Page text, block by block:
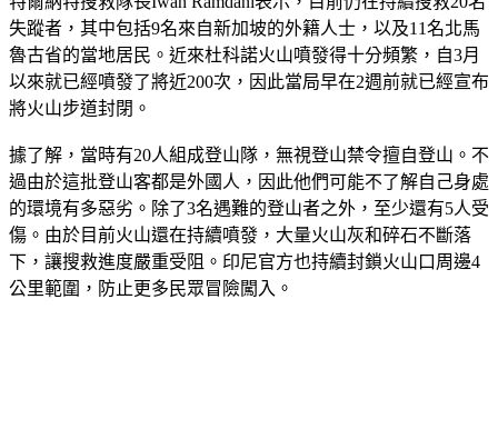
特爾納特搜救隊長Iwan Ramdani表示，目前仍在持續搜救20名
失蹤者，其中包括9名來自新加坡的外籍人士，以及11名北馬
魯古省的當地居民。近來杜科諾火山噴發得十分頻繁，自3月
以來就已經噴發了將近200次，因此當局早在2週前就已經宣布
據了解，當時有20人組成登山隊，無視登山禁令擅自登山。不
過由於這批登山客都是外國人，因此他們可能不了解自己身處
的環境有多惡劣。除了3名遇難的登山者之外，至少還有5人受
傷。由於目前火山還在持續噴發，大量火山灰和碎石不斷落
下，讓搜救進度嚴重受阻。印尼官方也持續封鎖火山口周邊4